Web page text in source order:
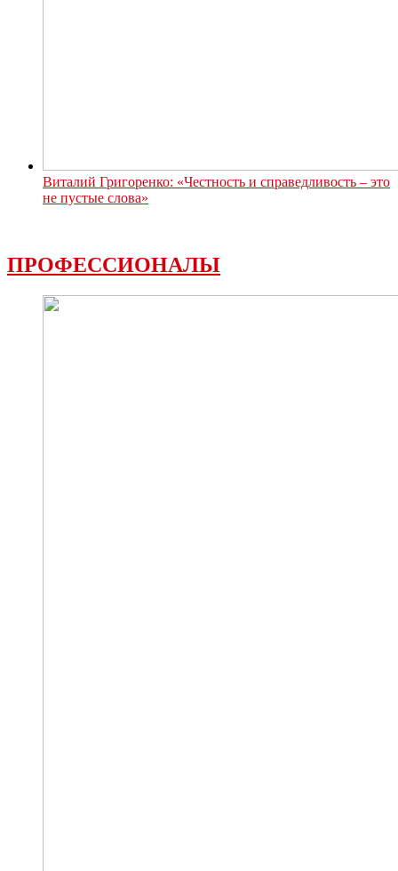
Виталий Григоренко: «Честность и справедливость – это
не пустые слова»
ПРОФЕССИОНАЛЫ